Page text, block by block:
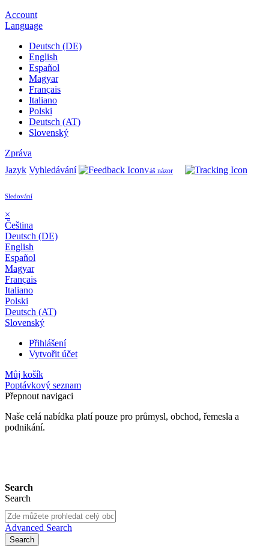
Account
Language
Deutsch (DE)
English
Español
Magyar
Français
Italiano
Polski
Deutsch (AT)
Slovenský
Zpráva
Jazyk Vyhledávání Váš názor
Sledování
×
Čeština
Deutsch (DE)
English
Español
Magyar
Français
Italiano
Polski
Deutsch (AT)
Slovenský
Přihlášení
Vytvořit účet
Můj košík
Poptávkový seznam
Přepnout navigaci
Naše celá nabídka platí pouze pro průmysl, obchod, řemesla a
podnikání.
Search
Search
Advanced Search
Search